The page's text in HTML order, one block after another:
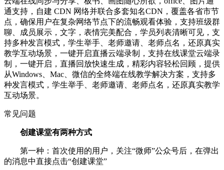
通支持，自建 CDN 网络并联合多套知名CDN，覆盖各省市节
点，确保用户在复杂网络节点下的流畅观看体验，支持班级群
聊、成员展示，文字，表情完美配合，学员列表清晰可见，支
持多种发言模式，学生举手、老师邀请、老师点名，还原真实
教学互动场景，一键开启直播云端录制，支持在线课堂云端录
制，一键开启，直播回放快速生成，精彩内容轻松回顾，提供
从Windows、Mac、微信的全终端在线教学解决方案，支持多
种发言模式，学生举手、老师邀请、老师点名，还原真实教学
互动场景。
常见问题
创建课堂有两种方式
第一种：首次使用的用户，关注“微师”公众号后，在弹出
的消息中直接点击“创建课堂”